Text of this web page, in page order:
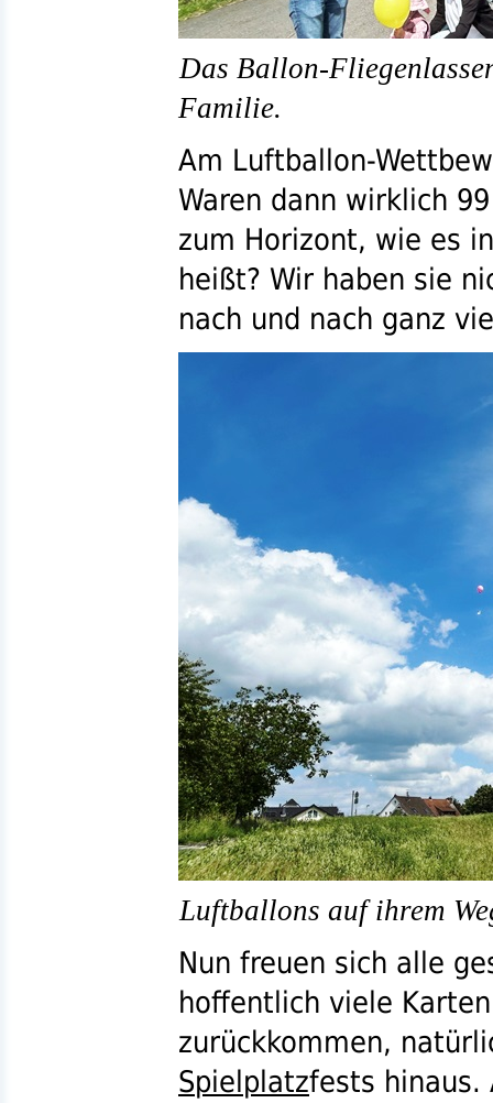
Das Ballon-
Familie.
Am Luftballon-
Waren dann wirklich
zum Horizont, wie es
heißt? Wir haben sie
nach und nach ganz
Luftballons auf ihrem
Nun freuen sich alle
hoffentlich viele
zurückkommen,
Spielplatzfests hinaus.